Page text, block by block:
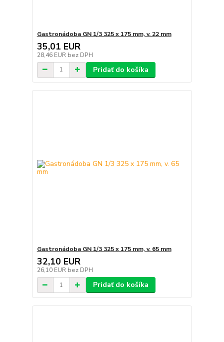
Gastronádoba GN 1/3 325 x 175 mm, v. 22 mm
35,01 EUR
28,46 EUR bez DPH
Pridať do košíka
Gastronádoba GN 1/3 325 x 175 mm, v. 65 mm
32,10 EUR
26,10 EUR bez DPH
Pridať do košíka